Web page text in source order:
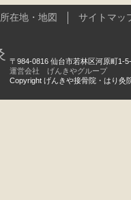
所在地・地図 サイトマッ
〒984-0816 仙台市若林区河原町1-
運営会社 げんきやグループ
Copyright げんきや接骨院・はり灸